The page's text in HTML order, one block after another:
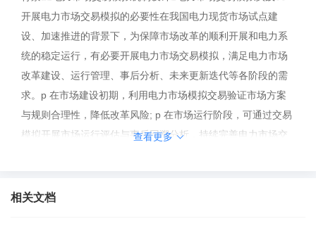
开展电力市场交易模拟的必要性在我国电力现货市场试点建
设、加速推进的背景下，为保障市场改革的顺利开展和电力系
统的稳定运行，有必要开展电力市场交易模拟，满足电力市场
改革建设、运行管理、事后分析、未来更新迭代等各阶段的需
求。p 在市场建设初期，利用电力市场模拟交易验证市场方案
与规则合理性，降低改革风险; p 在市场运行阶段，可通过交易
模拟开展市场运行评估与事后回溯分析，持续完善电力市场交
有基于代理的计算经济学仿真和基于人工实验的实验经济学方
查看更多
相关文档